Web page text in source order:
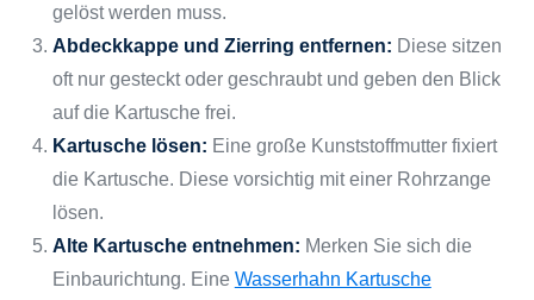
gelöst werden muss.
Abdeckkappe und Zierring entfernen: Diese sitzen
oft nur gesteckt oder geschraubt und geben den Blick
auf die Kartusche frei.
Kartusche lösen: Eine große Kunststoffmutter fixiert
die Kartusche. Diese vorsichtig mit einer Rohrzange
lösen.
Alte Kartusche entnehmen: Merken Sie sich die
Einbaurichtung. Eine Wasserhahn Kartusche